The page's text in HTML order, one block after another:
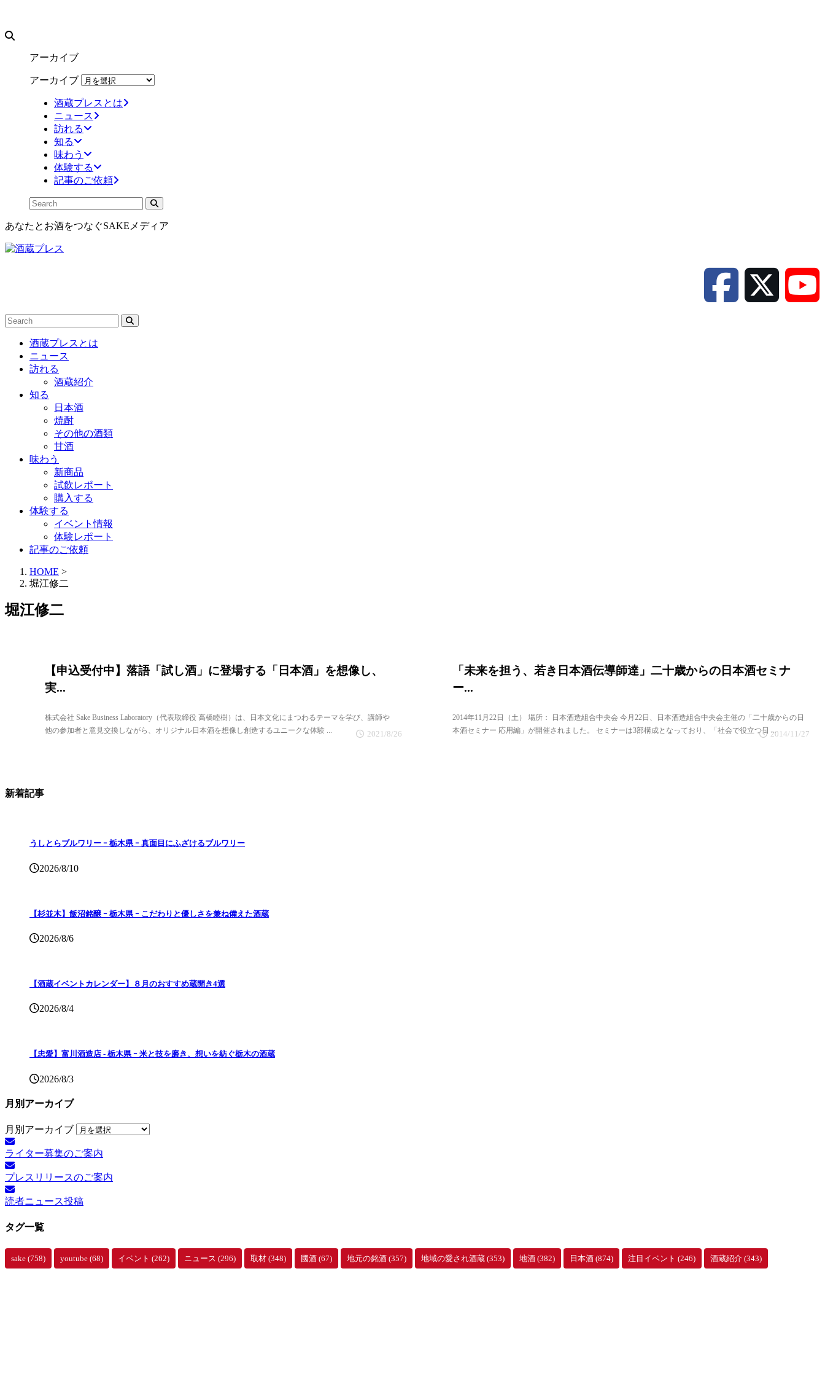
アーカイブ
アーカイブ
酒蔵プレスとは
ニュース
訪れる
知る
味わう
体験する
記事のご依頼
あなたとお酒をつなぐSAKEメディア
酒蔵プレスとは
ニュース
訪れる
酒蔵紹介
知る
日本酒
焼酎
その他の酒類
甘酒
味わう
新商品
試飲レポート
購入する
体験する
イベント情報
体験レポート
記事のご依頼
HOME >
堀江修二
堀江修二
【申込受付中】落語「試し酒」に登場する「日本酒」を想像し、
実...
株式会社 Sake Business Laboratory（代表取締役 高橋睦樹）は、日本文化にまつわるテーマを学び、講師や
他の参加者と意見交換しながら、オリジナル日本酒を想像し創造するユニークな体験 ...
2021/8/26
「未来を担う、若き日本酒伝導師達」二十歳からの日本酒セミナ
ー...
2014年11月22日（土） 場所： 日本酒造組合中央会 今月22日、日本酒造組合中央会主催の「二十歳からの日
本酒セミナー 応用編」が開催されました。 セミナーは3部構成となっており、「社会で役立つ日 ...2014/11/27
新着記事
うしとらブルワリー ｰ 栃木県 ｰ 真面目にふざけるブルワリー
2026/8/10
【杉並木】飯沼銘醸 ｰ 栃木県 ｰ こだわりと優しさを兼ね備えた酒蔵
2026/8/6
【酒蔵イベントカレンダー】８月のおすすめ蔵開き4選
2026/8/4
【忠愛】富川酒造店 ‐ 栃木県 ｰ 米と技を磨き、想いを紡ぐ栃木の酒蔵
2026/8/3
月別アーカイブ
月別アーカイブ
ライター募集のご案内
プレスリリースのご案内
読者ニュース投稿
タグ一覧
sake (758) youtube (68) イベント (262) ニュース (296) 取材 (348) 國酒 (67) 地元の銘酒 (357) 地域の愛され酒蔵 (353) 地酒 (382) 日本酒 (874) 注目イベント (246) 酒蔵紹介 (343)